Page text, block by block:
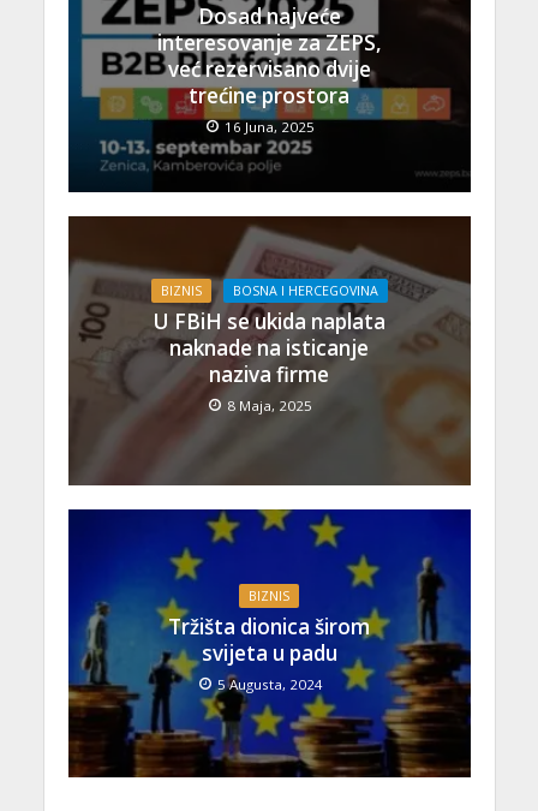
Dosad najveće
interesovanje za ZEPS,
već rezervisano dvije
trećine prostora
16 Juna, 2025
BIZNIS BOSNA I HERCEGOVINA
U FBiH se ukida naplata
naknade na isticanje
naziva firme
8 Maja, 2025
BIZNIS
Tržišta dionica širom
svijeta u padu
5 Augusta, 2024